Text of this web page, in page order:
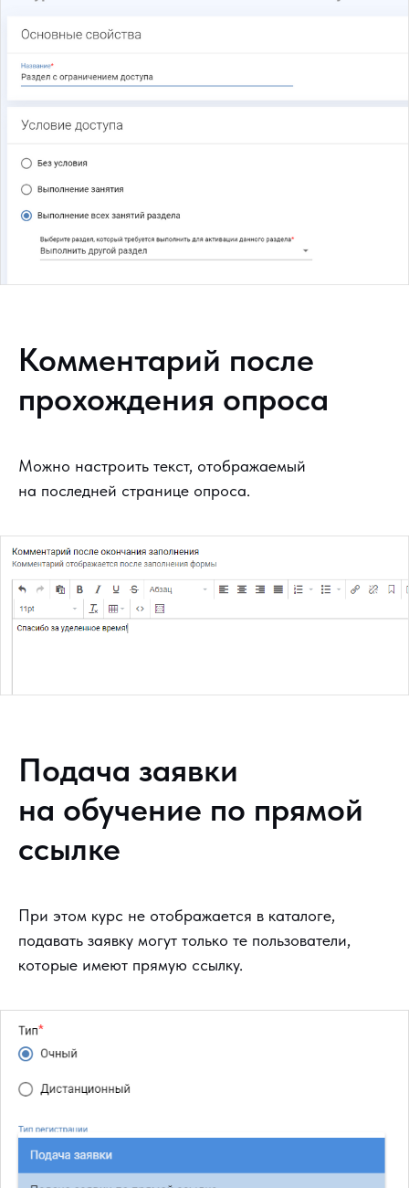
Комментарий после
прохождения опроса
Можно настроить текст, отображаемый
на последней странице опроса.
Подача заявки
на обучение по прямой
ссылке
При этом курс не отображается в каталоге,
подавать заявку могут только те пользователи,
которые имеют прямую ссылку.